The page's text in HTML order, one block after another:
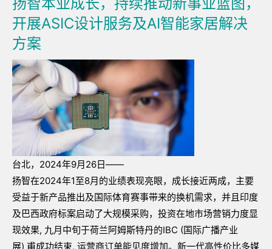
开展ASIC设计服务及AI智能家居解决
方案
台北，2024年9月26日——
扬智在2024年1至8月的业绩表现亮眼，成长接近两成，主要
受益于新产品推出及国际体育赛事带来的换机需求，并且印度
及巴西政府标案启动了大规模采购，投资在地市场营销力度显
现效果, 九月中旬于荷兰阿姆斯特丹的IBC (国际广播产业
展) 甫成功结束, 运营商订单能见度增加。新一代高性价比多媒